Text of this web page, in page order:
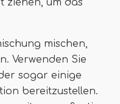
ziehen, um das
mischen,
Verwenden Sie
sogar einige
bereitzustellen.